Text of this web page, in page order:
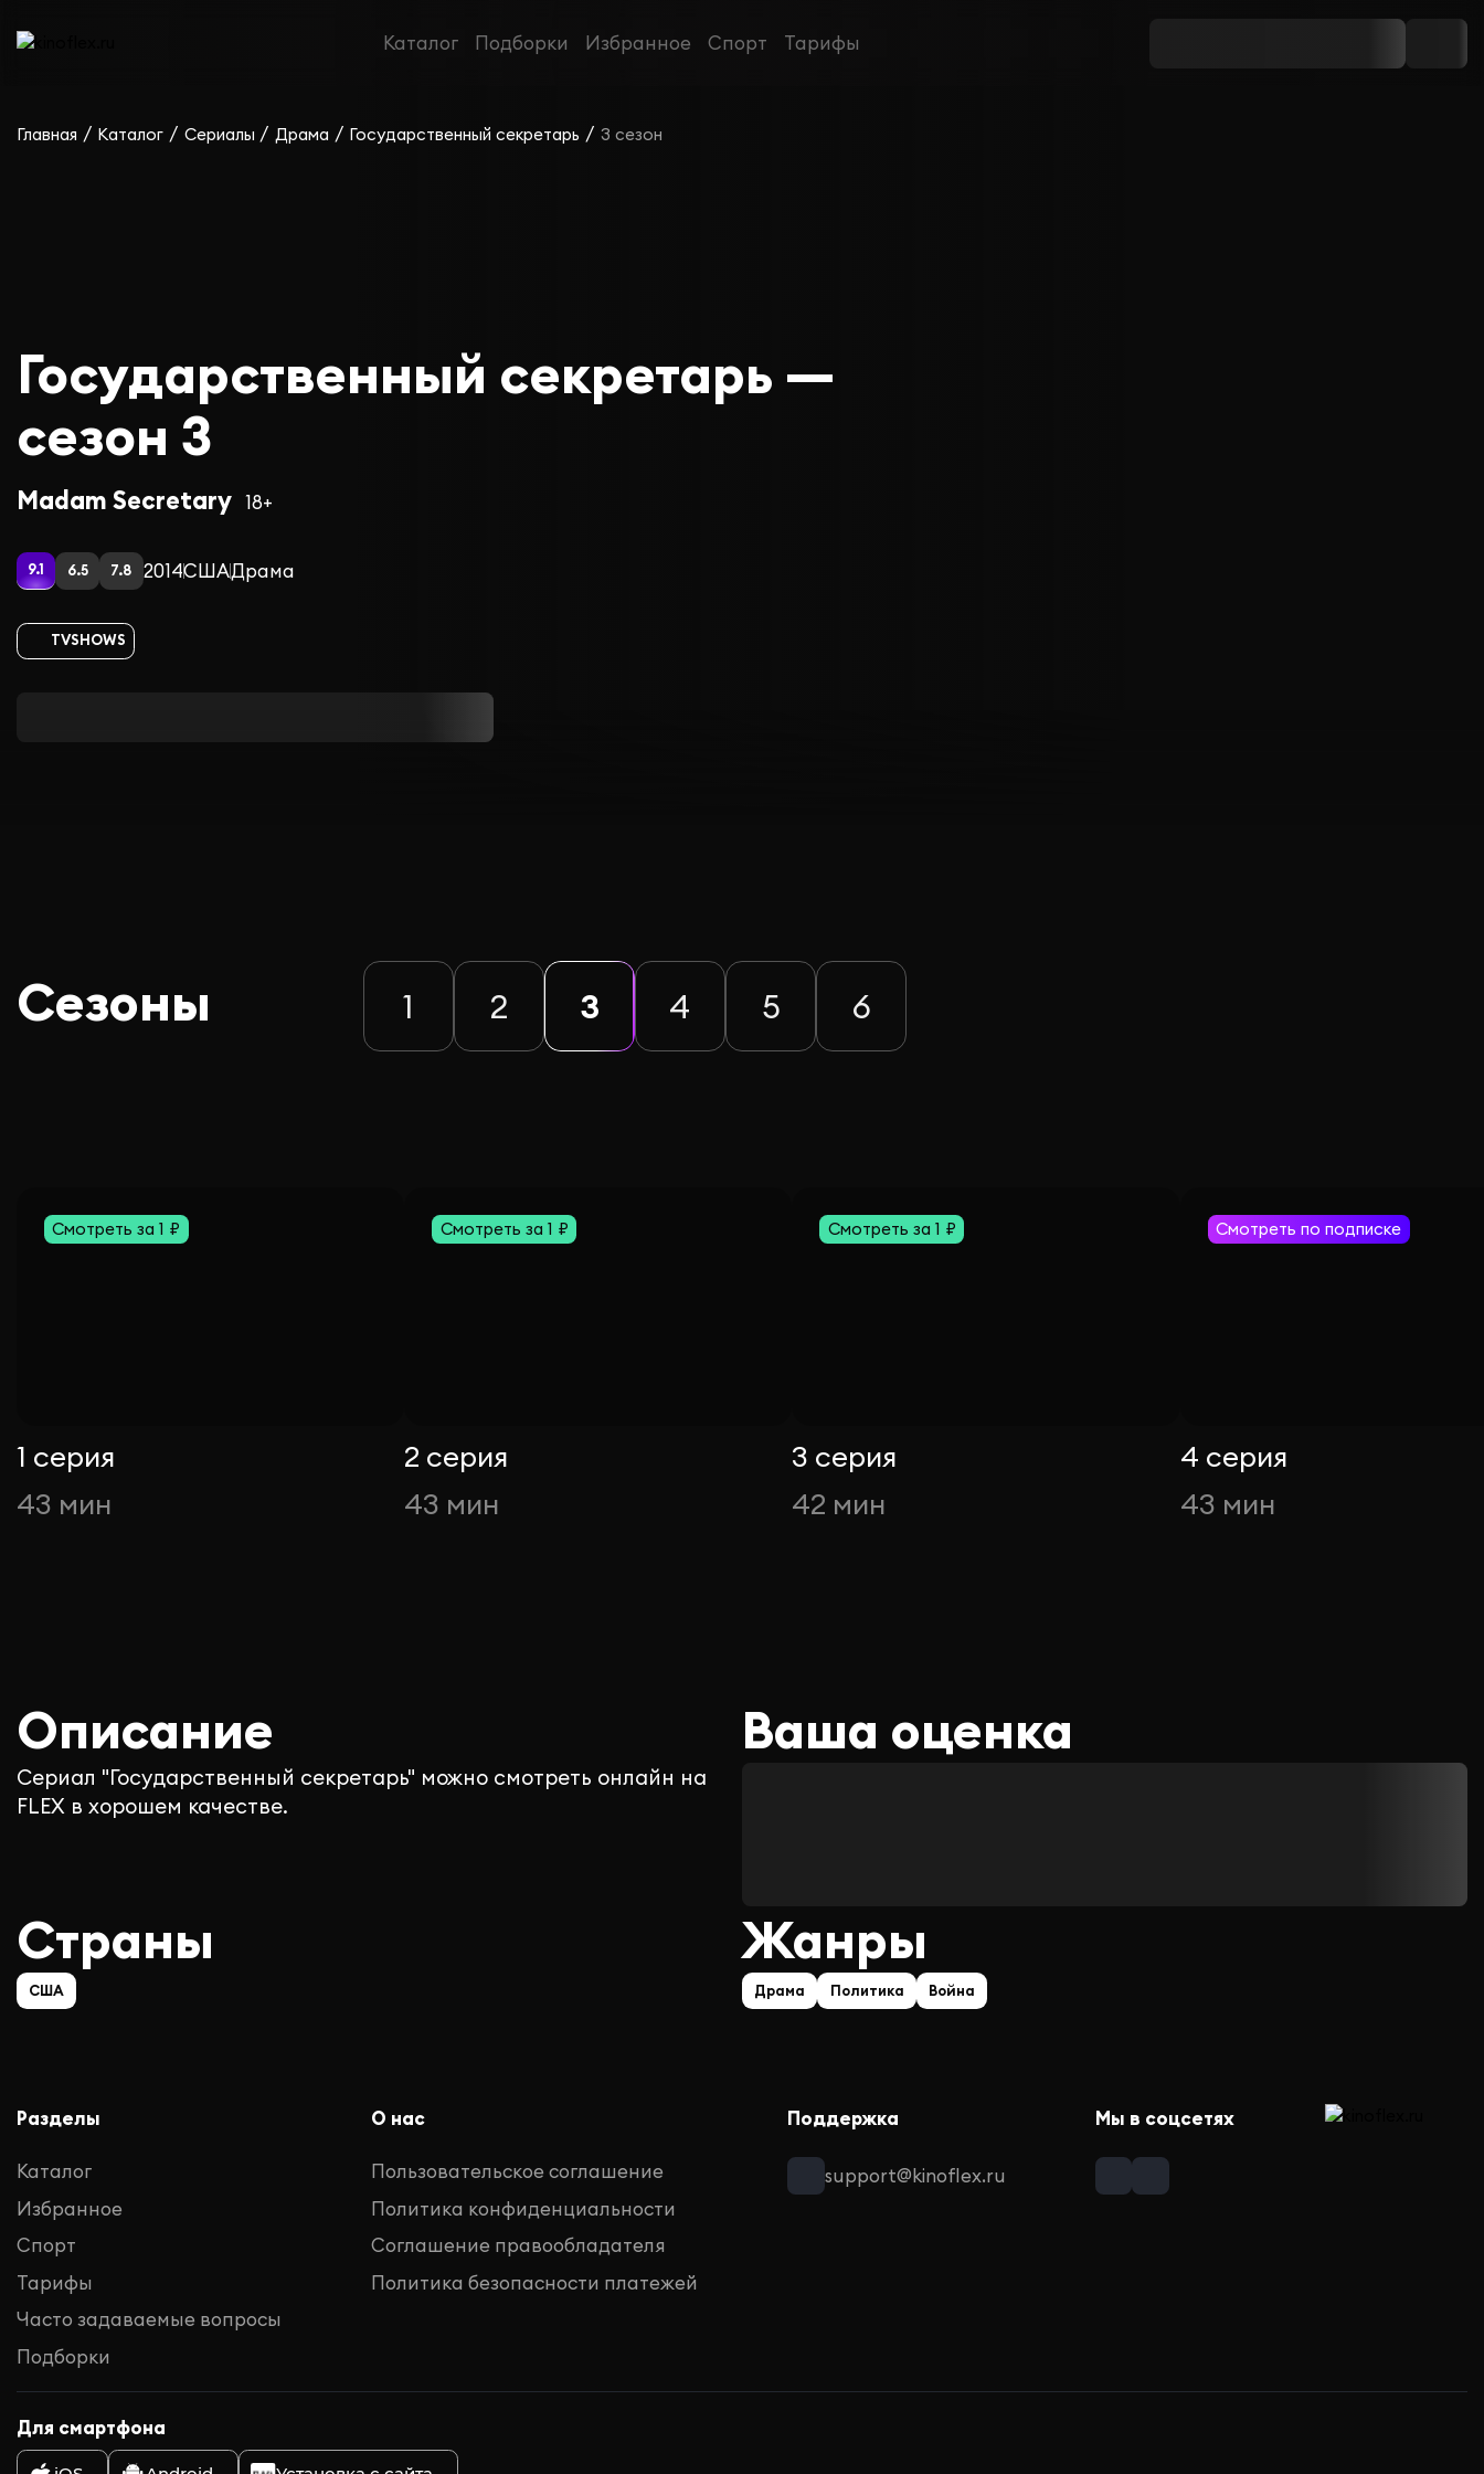
Каталог Подборки Избранное Спорт Тарифы
Главная / Каталог / Сериалы / Драма / Государственный секретарь / 3 сезон
Государственный секретарь —
сезон 3
Madam Secretary 18+
9.1 6.5 7.8 2014СШАДрама
TVSHOWS
Сезоны 1 2 3 4 5 6
Смотреть за 1 ₽
1 серия
43 мин
Смотреть за 1 ₽
2 серия
43 мин
Смотреть за 1 ₽
3 серия
42 мин
Смотреть по подписке
4 серия
43 мин
Описание
Сериал "Государственный секретарь" можно смотреть онлайн на
FLEX в хорошем качестве.
Ваша оценка
Страны
США
Жанры
Драма Политика Война
Разделы
Каталог
Избранное
Спорт
Тарифы
Часто задаваемые вопросы
Подборки
О нас
Пользовательское соглашение
Политика конфиденциальности
Соглашение правообладателя
Политика безопасности платежей
Поддержка
support@kinoflex.ru
Мы в соцсетях
Для смартфона